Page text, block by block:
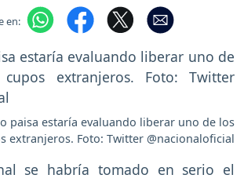
en:
paisa estaría evaluando liberar uno de los
extranjeros. Foto: Twitter @nacionaloficial
se habría tomado en serio el